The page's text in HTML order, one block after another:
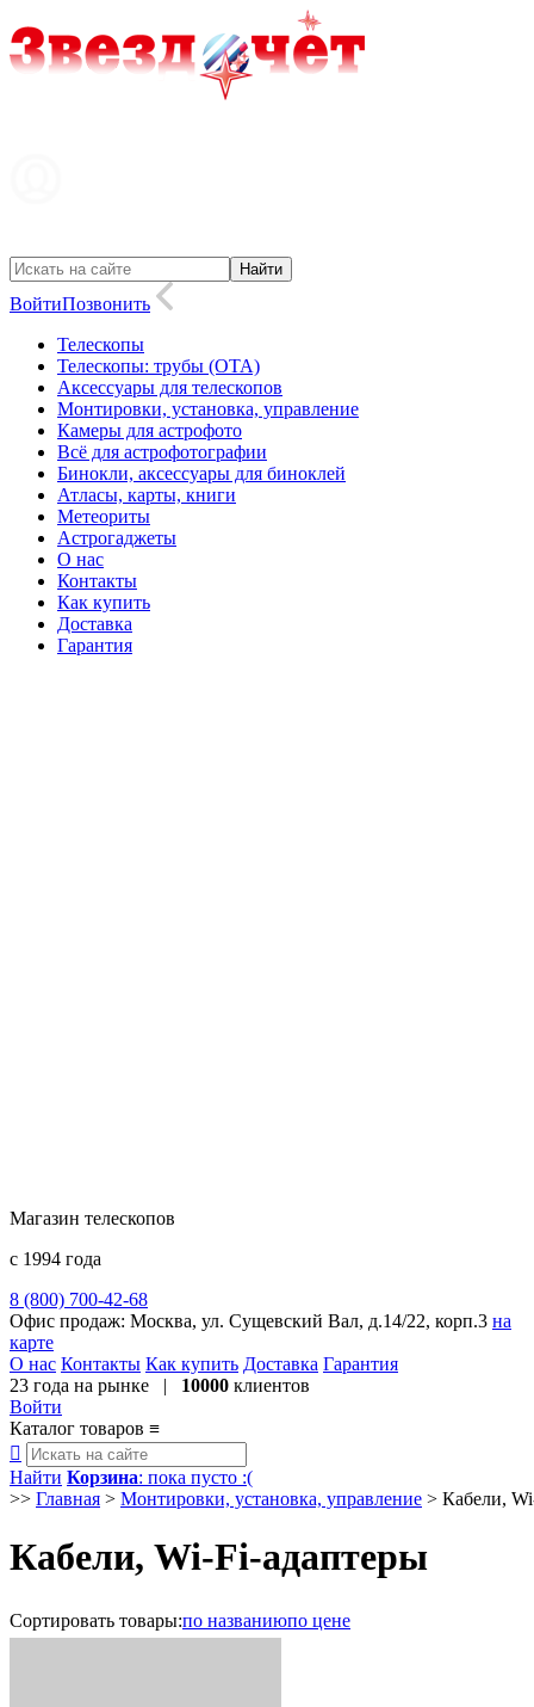
ВойтиПозвонить
Телескопы
Телескопы: трубы (OTA)
Аксессуары для телескопов
Монтировки, установка, управление
Камеры для астрофото
Всё для астрофотографии
Бинокли, аксессуары для биноклей
Атласы, карты, книги
Метеориты
Астрогаджеты
О нас
Контакты
Как купить
Доставка
Гарантия
Магазин телескопов
с 1994 года
8 (800) 700-42-68
Офис продаж: Москва, ул. Сущевский Вал, д.14/22, корп.3 на
карте
О нас Контакты Как купить Доставка Гарантия
23 года на рынке | 10000 клиентов
Войти
Каталог товаров ≡

Найти Корзина: пока пусто :(
>> Главная > Монтировки, установка, управление > Кабели,
Кабели, Wi-Fi-адаптеры
Сортировать товары:по названиюпо цене